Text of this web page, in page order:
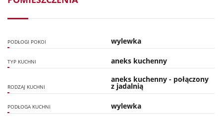
PODŁOGI POKOI wylewka
TYP KUCHNI aneks kuchenny
RODZAJ KUCHNI
aneks kuchenny - połączony
z jadalnią
PODŁOGA KUCHNI wylewka